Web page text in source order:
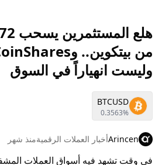
وليست انهياراً في السوق
BTCUSD
0.3563%
Arincenأخبار العملات الرقميةمنذ شهر
في وقت تشهد فيه أسواق العملات